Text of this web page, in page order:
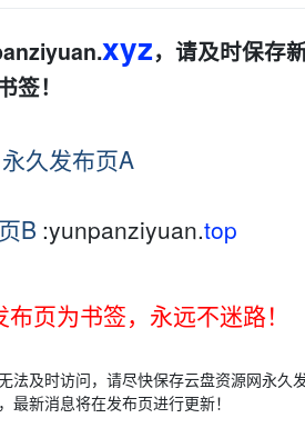
、z
奈之中，楚留香来到了幽灵
和楚留香一样身陷困境的大
的试炼，老鹰终于相信了楚
xyz，请及时保存
！
永久发布页A
B :yunpanziyuan.top
页为书签，永远不迷路！
法及时访问，请尽快保存云盘资源网永久
新消息将在发布页进行更新！